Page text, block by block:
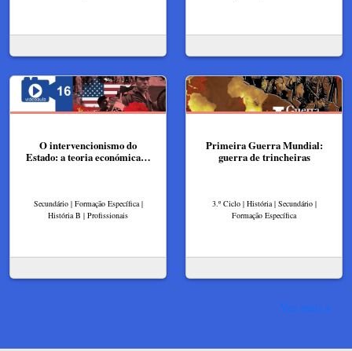
O intervencionismo do
Estado: a teoria económica…
Secundário | Formação Específica |
História B | Profissionais
Primeira Guerra Mundial:
guerra de trincheiras
3.º Ciclo | História | Secundário |
Formação Específica
Ver mais